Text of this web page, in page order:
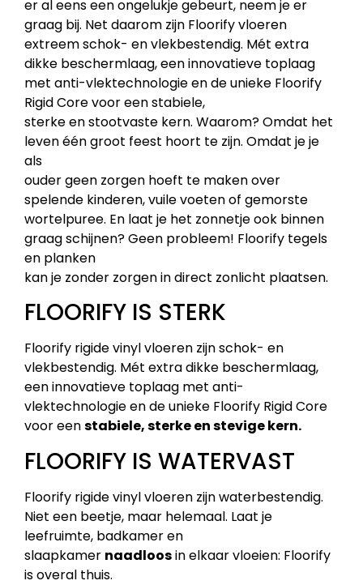
er al eens een ongelukje gebeurt, neem je er
graag bij. Net daarom zijn Floorify vloeren
extreem schok- en vlekbestendig. Mét extra
dikke beschermlaag, een innovatieve toplaag
met anti-vlektechnologie en de unieke Floorify
Rigid Core voor een stabiele,
sterke en stootvaste kern. Waarom? Omdat het
leven één groot feest hoort te zijn. Omdat je je
als
ouder geen zorgen hoeft te maken over
spelende kinderen, vuile voeten of gemorste
wortelpuree. En laat je het zonnetje ook binnen
graag schijnen? Geen probleem! Floorify tegels
en planken
kan je zonder zorgen in direct zonlicht plaatsen.
FLOORIFY IS STERK
Floorify rigide vinyl vloeren zijn schok- en
vlekbestendig. Mét extra dikke beschermlaag,
een innovatieve toplaag met anti-
vlektechnologie en de unieke Floorify Rigid Core
voor eenstabiele, sterke en stevige kern.
FLOORIFY IS WATERVAST
Floorify rigide vinyl vloeren zijn waterbestendig.
Niet een beetje, maar helemaal. Laat je
leefruimte, badkamer en
slaapkamer naadloosin elkaar vloeien: Floorify
is overal thuis.